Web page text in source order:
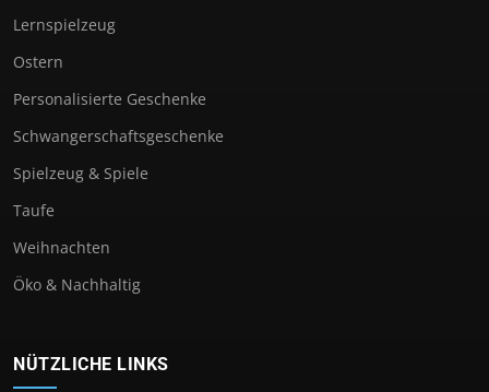
Lernspielzeug
Ostern
Personalisierte Geschenke
Schwangerschaftsgeschenke
Spielzeug & Spiele
Taufe
Weihnachten
Öko & Nachhaltig
NÜTZLICHE LINKS